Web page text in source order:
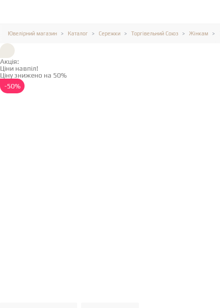
Ювелірний магазин Каталог Сережки Торгівельний Союз Жінкам
Акція:
Ціни навпіл!
Ціну знижено на 50%
-50%